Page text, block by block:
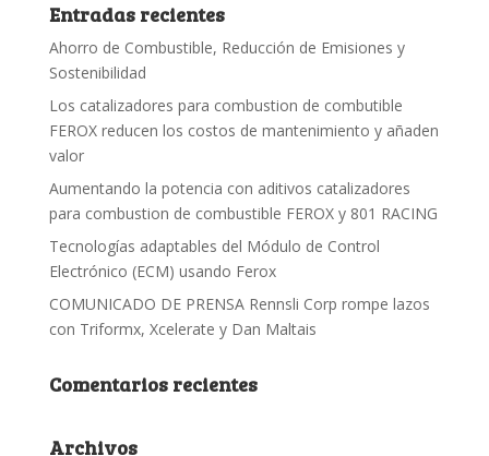
Entradas recientes
Ahorro de Combustible, Reducción de Emisiones y
Sostenibilidad
Los catalizadores para combustion de combutible
FEROX reducen los costos de mantenimiento y añaden
valor
Aumentando la potencia con aditivos catalizadores
para combustion de combustible FEROX y 801 RACING
Tecnologías adaptables del Módulo de Control
Electrónico (ECM) usando Ferox
COMUNICADO DE PRENSA Rennsli Corp rompe lazos
con Triformx, Xcelerate y Dan Maltais
Comentarios recientes
Archivos